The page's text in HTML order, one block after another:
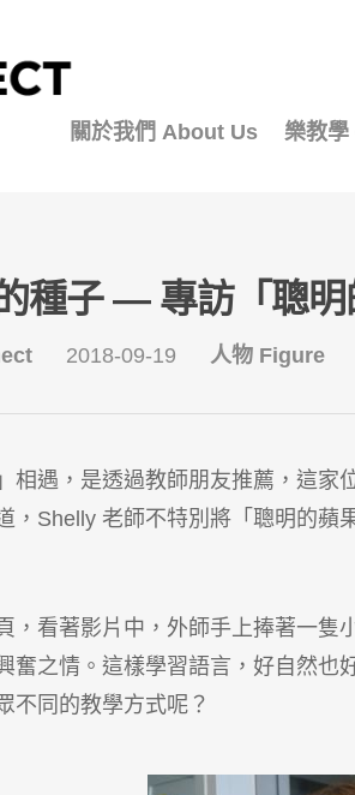
關於我們 About Us 樂教學
種子 — 專訪「聰
2018-09-19 人物 Figure
相遇，是透過教師朋友推薦，這家
，Shelly 老師不特別將「聰明的
，看著影片中，外師手上捧著一隻
奮之情。這樣學習語言，好自然也
不同的教學方式呢？